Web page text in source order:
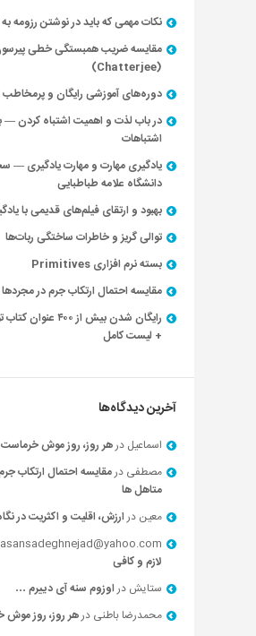
نکات مهمی که باید در نوشتن رزومه
مقایسه ضریب همبستگی خطی
(Chatterjee)
دوره‌های آموزشی رایگان و
در باب لذت و اهمیت اشتباه کردن —
اشتباهات
یادگیری مهارت و مهارت یادگیری —
دانشگاه علامه طباطبایی
بهبود و ارتقای فیلم‌های قدیمی با
توالی گریز و خاطرات ساختگی ربات‌ها
بسته نرم افزاری Primitives
مقایسه احتمال ارتکاب جرم در
رایگان شدن بیش از
+ لیست کامل
آخرین دیدگاه‌ها
اسماعیل درهر روز، روز موش خرماست
مصطفی درمقایسه احتمال ارتکاب
متاهل ها
معین درارزش، اقلیت و اکثریت در
لازم و کافی
ستایش دراوزوم سنه آی دییرم …
محمدرضا باطنی درهر روز، روز